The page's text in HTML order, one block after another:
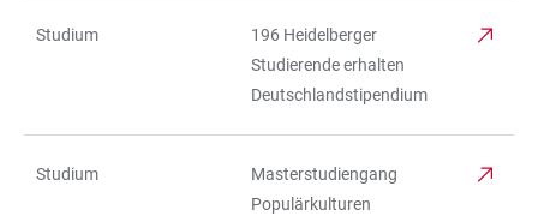
Studium
196 Heidelberger
Studierende erhalten
Deutschlandstipendium
Studium
Masterstudiengang
Populärkulturen